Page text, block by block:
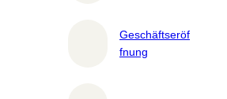
Geschäftseröf
fnung